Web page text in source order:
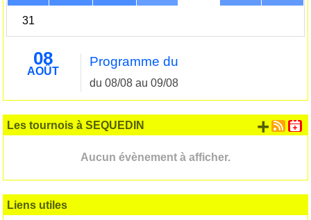
31
08
AOÛT
Programme du
du 08/08 au 09/08
Les tournois à SEQUEDIN
Aucun évènement à afficher.
+
Liens utiles